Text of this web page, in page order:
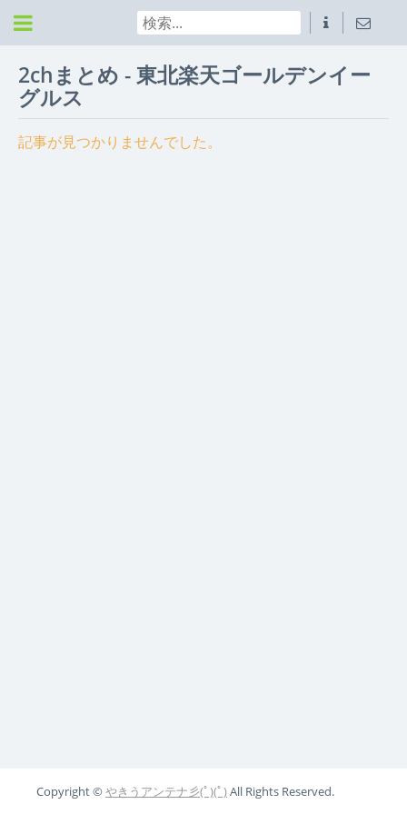
2chまとめ - 東北楽天ゴールデンイー
グルス
記事が見つかりませんでした。
Copyright ©やきうアンテナ彡(ﾟ)(ﾟ)All Rights Reserved.